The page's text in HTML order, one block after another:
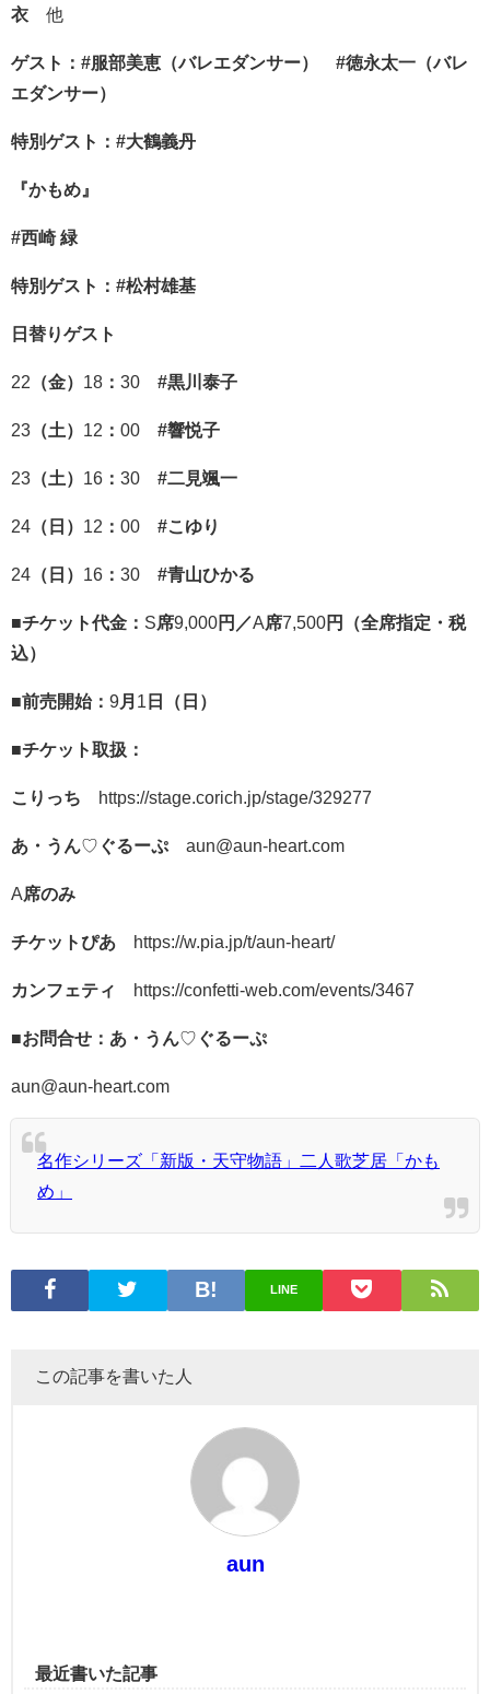
衣 他
ゲスト：#服部美恵（バレエダンサー） #徳永太一（バレ
エダンサー）
特別ゲスト：#大鶴義丹
『かもめ』
#西崎 緑
特別ゲスト：#松村雄基
日替りゲスト
22 （金） 18 ： 30 #黒川泰子
23 （土） 12 ： 00 #響悦子
23 （土） 16 ： 30 #二見颯一
24 （日） 12 ： 00 #こゆり
24 （日） 16 ： 30 #青山ひかる
■チケット代金： S席9,000円／A席7,500円（全席指定・税
込）
■前売開始： 9月 1 日（日）
■チケット取扱：
こりっち https://stage.corich.jp/stage/329277
あ・うん♡ ぐるーぷ aun@aun-heart.com
A席のみ
チケットぴあ https://w.pia.jp/t/aun-heart/
カンフェティ https://confetti-web.com/events/3467
■お問合せ：あ・うん♡ ぐるーぷ
aun@aun-heart.com
名作シリーズ「新版・天守物語」二人歌芝居「かも
め」
LINE
この記事を書いた人
aun
最近書いた記事